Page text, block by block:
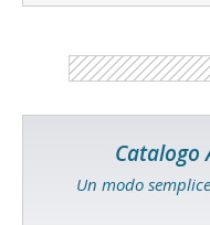
Catalogo
Un modo